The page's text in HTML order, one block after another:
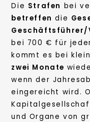
Die Strafen bei
betreffen die
Geschäftsführer/
bei 700 € für
kommt es bei
zwei Monate
wenn der
eingereicht wird.
und Organe von